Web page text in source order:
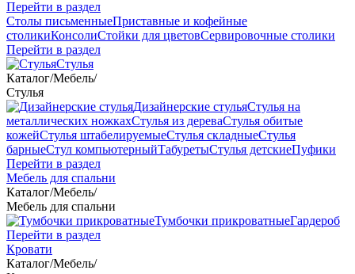
Перейти в раздел
Столы письменныеПриставные и кофейные
столикиКонсолиСтойки для цветовСервировочные столики
Перейти в раздел
Стулья
Каталог/Мебель/
Стулья
Дизайнерские стульяСтулья на
металлических ножкахСтулья из дереваСтулья обитые
кожейСтулья штабелируемыеСтулья складныеСтулья
барныеСтул компьютерныйТабуретыСтулья детскиеПуфики
Перейти в раздел
Мебель для спальни
Каталог/Мебель/
Мебель для спальни
Тумбочки прикроватныеГардероб
Перейти в раздел
Кровати
Каталог/Мебель/